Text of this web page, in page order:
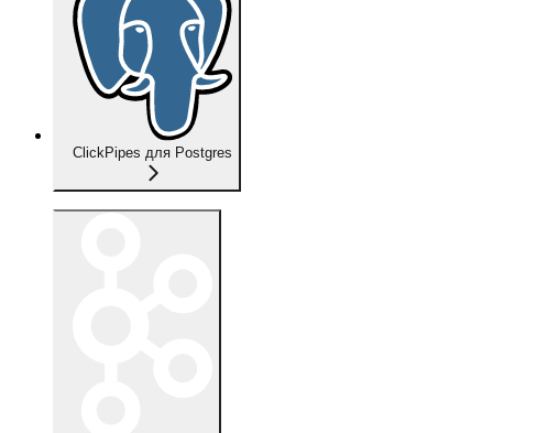
ClickPipes для Postgres